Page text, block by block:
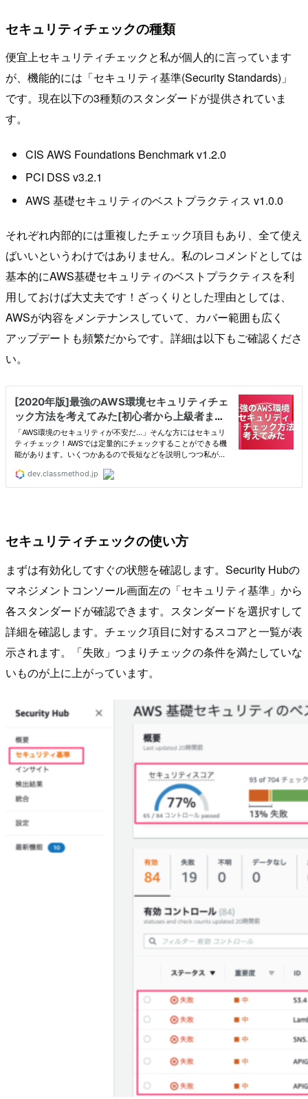
セキュリティチェックの種類
便宜上セキュリティチェックと私が個人的に言っています
が、機能的には「セキュリティ基準(Security Standards)」
です。現在以下の3種類のスタンダードが提供されていま
す。
CIS AWS Foundations Benchmark v1.2.0
PCI DSS v3.2.1
AWS 基礎セキュリティのベストプラクティス v1.0.0
それぞれ内部的には重複したチェック項目もあり、全て使え
ばいいというわけではありません。私のレコメンドとしては
基本的にAWS基礎セキュリティのベストプラクティスを利
用しておけば大丈夫です！ざっくりとした理由としては、
AWSが内容をメンテナンスしていて、カバー範囲も広く
アップデートも頻繁だからです。詳細は以下もご確認くださ
い。
セキュリティチェックの使い方
まずは有効化してすぐの状態を確認します。Security Hubの
マネジメントコンソール画面左の「セキュリティ基準」から
各スタンダードが確認できます。スタンダードを選択すして
詳細を確認します。チェック項目に対するスコアと一覧が表
示されます。「失敗」つまりチェックの条件を満たしていな
いものが上に上がっています。